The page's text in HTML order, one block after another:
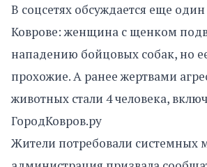
В соцсетях обсуждается еще
Коврове: женщина с щенком
нападению бойцовых собак, но
прохожие. А ранее жертвами
животных стали 4 человека,
ГородКовров.ру
Жители потребовали системных